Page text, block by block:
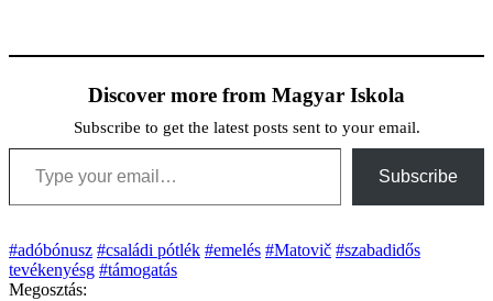
Discover more from Magyar Iskola
Subscribe to get the latest posts sent to your email.
Type your email…
Subscribe
#adóbónusz #családi pótlék #emelés #Matovič #szabadidős
tevékenyésg #támogatás
Megosztás: